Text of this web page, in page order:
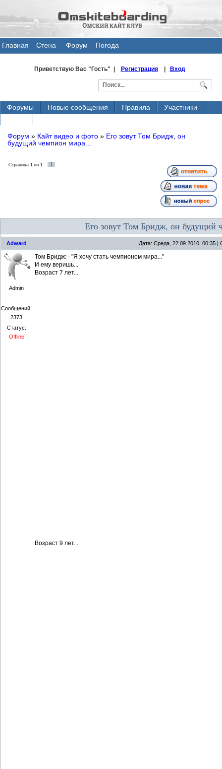
Главная
Стена
Форум Погода
Приветствую Вас"Гость" | Регистрация| Вход
Форумы Новые сообщения Правила
Участники
Форум » Кайт видео и фото » Его зовут Том Бридж, он
будущий чемпион мира...
Страница 1 из 1 1
Его зовут Том Бридж, он будущий
Adward Дата: Среда, 22.09.2010, 00:35
Admin
Сообщений:
2373
Статус:
Offline
Том Бридж: - "Я хочу стать чемпионом мира..."
И ему веришь...
Возраст 7 лет...
Возраст 9 лет...